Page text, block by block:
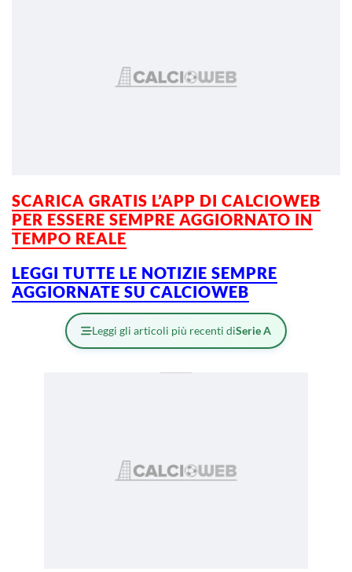
SCARICA GRATIS L’APP DI CALCIOWEB
PER ESSERE SEMPRE AGGIORNATO IN
TEMPO REALE
LEGGI TUTTE LE NOTIZIE SEMPRE
AGGIORNATE SU CALCIOWEB
Leggi gli articoli più recenti diSerie A